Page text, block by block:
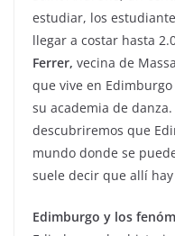
estudiar, los
llegar a costar hasta
Ferrer, vecina de
que vive en
su academia de
descubriremos que
mundo donde se
suele decir que allí
Edimburgo y los